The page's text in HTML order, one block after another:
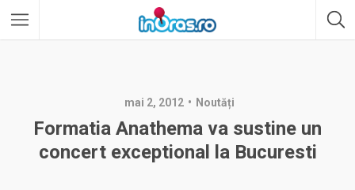
mai 2, 2012 Noutăți
Formatia Anathema va sustine un
concert exceptional la Bucuresti